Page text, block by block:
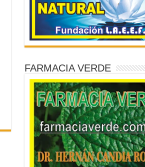
FARMACIA VERDE